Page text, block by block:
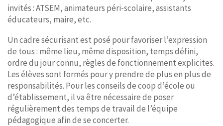
invités : ATSEM, animateurs péri-scolaire, assistants
éducateurs, maire, etc.
Un cadre sécurisant est posé pour favoriser l’expression
de tous : même lieu, même disposition, temps défini,
ordre du jour connu, règles de fonctionnement explicites.
Les élèves sont formés pour y prendre de plus en plus de
responsabilités. Pour les conseils de coop d’école ou
d’établissement, il va être nécessaire de poser
régulièrement des temps de travail de l’équipe
pédagogique afin de se concerter.